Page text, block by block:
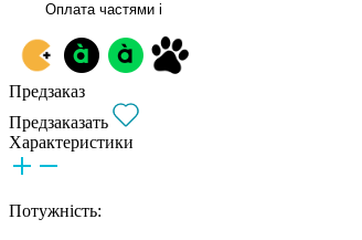
Оплата частями i
Предзаказ
Предзаказать
Характеристики
Потужність: